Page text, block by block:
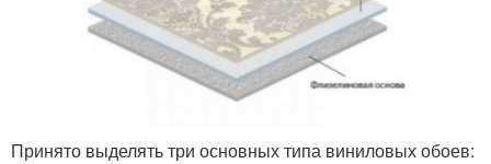
Принято выделять три основных типа виниловых обоев: